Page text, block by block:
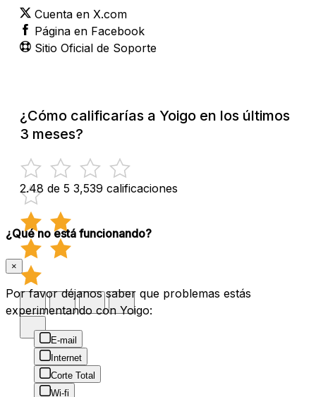
Cuenta en X.com
Página en Facebook
Sitio Oficial de Soporte
¿Cómo calificarías a Yoigo en los últimos
3 meses?
2.48 de 5 3,539 calificaciones
¿Qué no está funcionando?
×
Por favor déjanos saber que problemas estás
experimentando con Yoigo:
E-mail
Internet
Corte Total
Wi-fi